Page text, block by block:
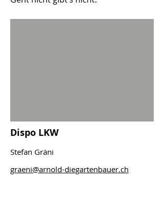
Dispo LKW
Stefan Gräni
graeni@arnold-diegartenbauer.ch